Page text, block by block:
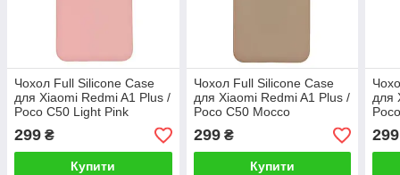
Чохол Full Silicone Case
для Xiaomi Redmi A1 Plus /
Poco C50 Light Pink
299 ₴
Купити
Чохол Full Silicone Case
для Xiaomi Redmi A1 Plus /
Poco C50 Mocco
299₴
Купити
для
299